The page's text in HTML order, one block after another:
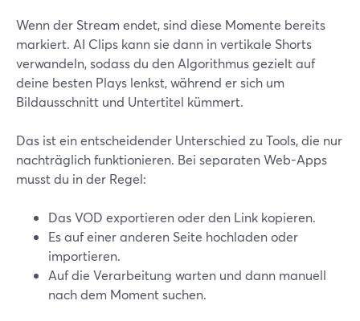
Wenn der Stream endet, sind diese Momente bereits
markiert. AI Clips kann sie dann in vertikale Shorts
verwandeln, sodass du den Algorithmus gezielt auf
deine besten Plays lenkst, während er sich um
Bildausschnitt und Untertitel kümmert.
Das ist ein entscheidender Unterschied zu Tools, die nur
nachträglich funktionieren. Bei separaten Web-Apps
musst du in der Regel:
Das VOD exportieren oder den Link kopieren.
Es auf einer anderen Seite hochladen oder
importieren.
Auf die Verarbeitung warten und dann manuell
nach dem Moment suchen.